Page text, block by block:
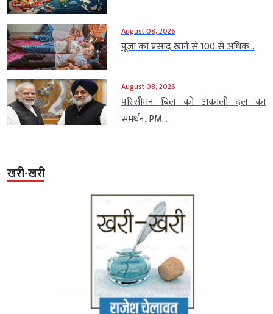
August 08, 2026
पूजा का प्रसाद खाने से 100 से अधिक...
August 08, 2026
परिसीमन बिल को अकाली दल का
समर्थन, PM...
खरी-खरी